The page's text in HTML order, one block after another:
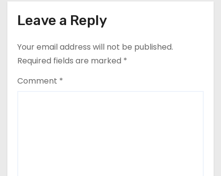
Leave a Reply
Your email address will not be published.
Required fields are marked *
Comment *